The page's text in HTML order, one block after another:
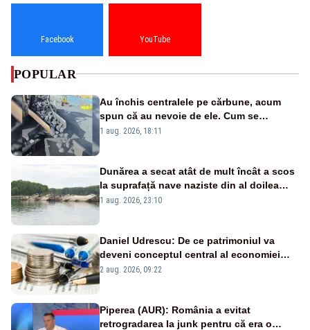
Facebook YouTube
POPULAR
Au închis centralele pe cărbune, acum
spun că au nevoie de ele. Cum se
pasează vina în plină criză energetică
1 aug. 2026, 18:11
Dunărea a secat atât de mult încât a scos
la suprafață nave naziste din al doilea
război mondial
1 aug. 2026, 23:10
Daniel Udrescu: De ce patrimoniul va
deveni conceptul central al economiei
viitoare?
2 aug. 2026, 09:22
Piperea (AUR): România a evitat
retrogradarea la junk pentru că era o